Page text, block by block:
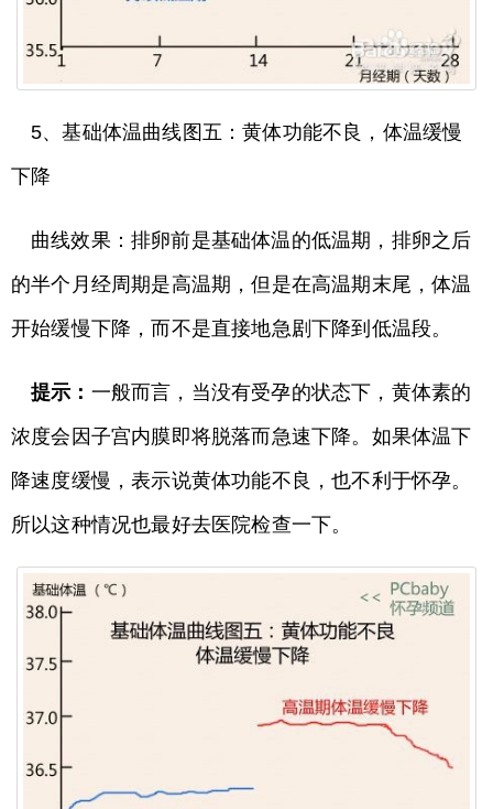
5、基础体温曲线图五：黄体功能不良，体温缓慢
下降
曲线效果：排卵前是基础体温的低温期，排卵之后
的半个月经周期是高温期，但是在高温期末尾，体温
开始缓慢下降，而不是直接地急剧下降到低温段。
提示： 一般而言，当没有受孕的状态下，黄体素的
浓度会因子宫内膜即将脱落而急速下降。如果体温下
降速度缓慢，表示说黄体功能不良，也不利于怀孕。
所以这种情况也最好去医院检查一下。